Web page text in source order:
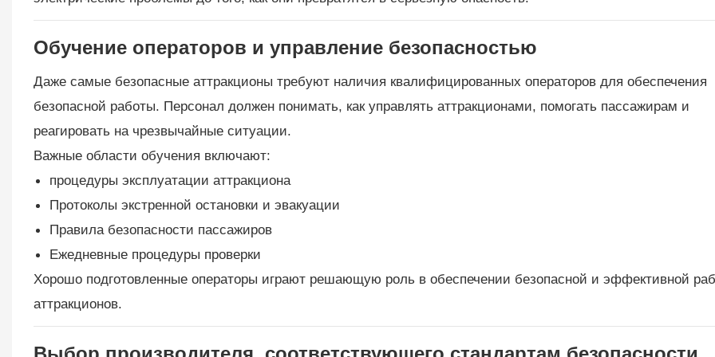
Обучение операторов и управление безопасностью
Даже самые безопасные аттракционы требуют наличия квалифицированных операторов для обеспечения
безопасной работы. Персонал должен понимать, как управлять аттракционами, помогать пассажирам и
реагировать на чрезвычайные ситуации.
Важные области обучения включают:
процедуры эксплуатации аттракциона
Протоколы экстренной остановки и эвакуации
Правила безопасности пассажиров
Ежедневные процедуры проверки
Хорошо подготовленные операторы играют решающую роль в обеспечении безопасной и эффективной
аттракционов.